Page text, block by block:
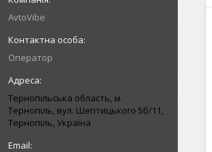
AvtoVibe
Оператор
Тернопільська область, м.
Тернопіль, вул. Шептицького 5б/11,
Тернопіль, Україна